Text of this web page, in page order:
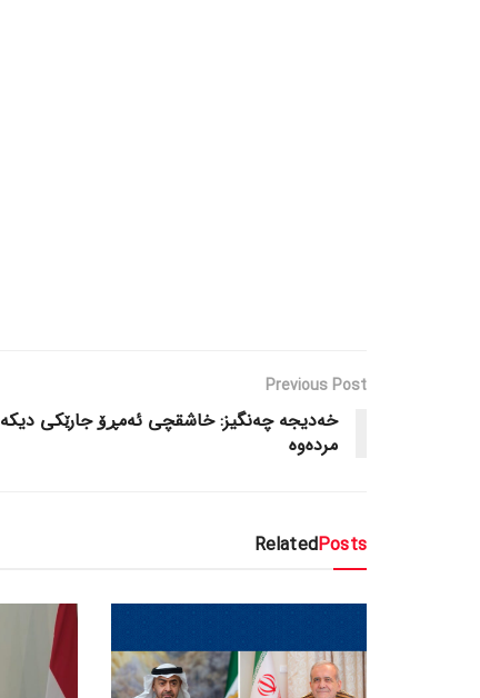
Previous Post
خەدیجە چەنگیز: خاشقچی ئەمڕۆ جارێکی دیکە
مردەوە
RelatedPosts